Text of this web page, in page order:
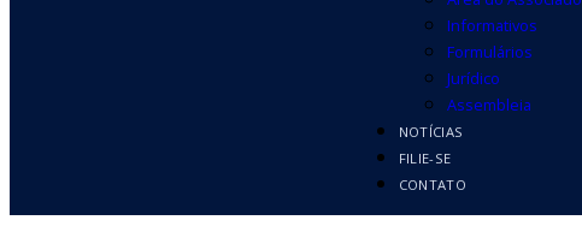
Informativos
Formulários
Jurídico
Assembleia
NOTÍCIAS
FILIE-SE
CONTATO